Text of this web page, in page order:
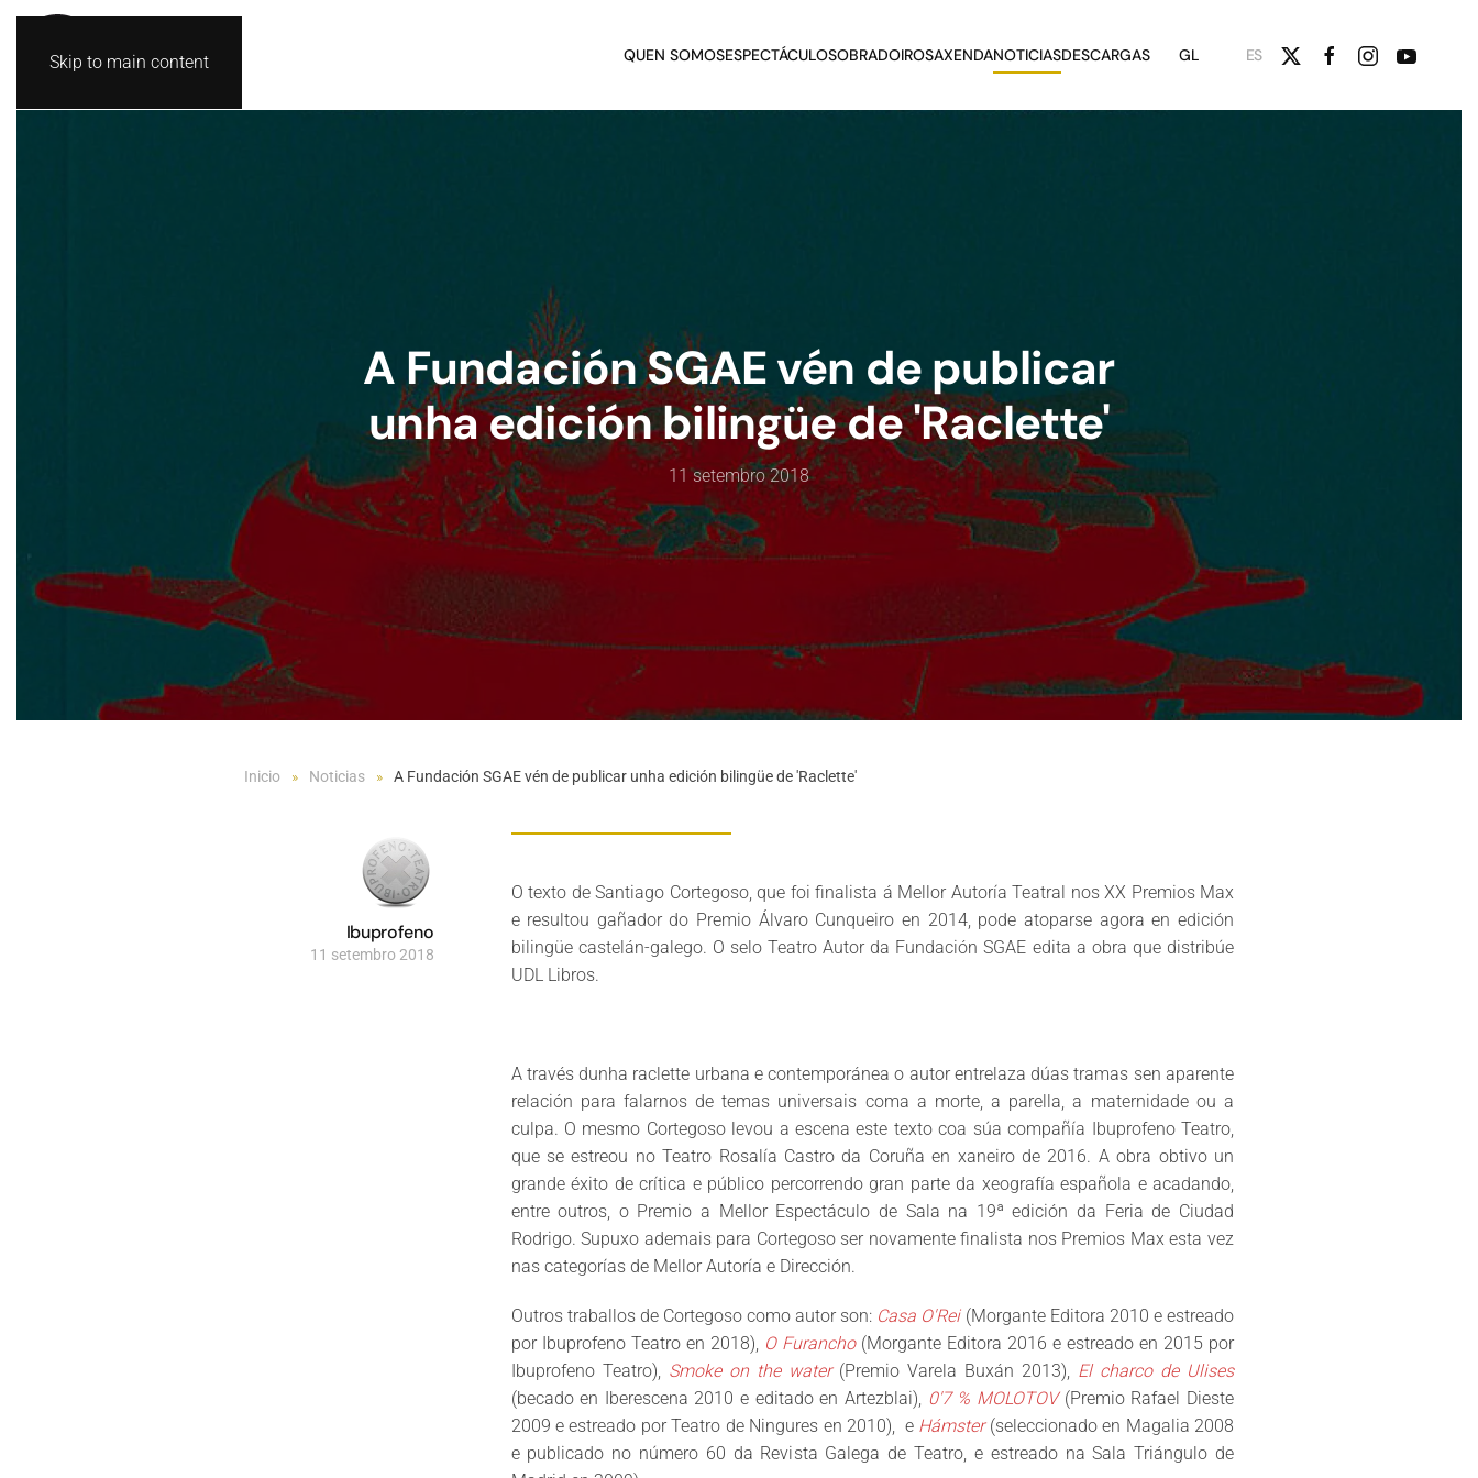
Skip to main content QUEN SOMOSESPECTÁCULOSOBRADOIROSAXENDANOTICIASDESCARGAS GL ES
A Fundación SGAE vén de publicar
unha edición bilingüe de 'Raclette'
11 setembro 2018
Inicio Noticias A Fundación SGAE vén de publicar unha edición bilingüe de 'Raclette'
Ibuprofeno
11 setembro 2018
O texto de Santiago Cortegoso, que foi finalista á Mellor Autoría Teatral nos XX Premios Max
e resultou gañador do Premio Álvaro Cunqueiro en 2014, pode atoparse agora en edición
bilingüe castelán-galego. O selo Teatro Autor da Fundación SGAE edita a obra que distribúe
UDL Libros.
A través dunha raclette urbana e contemporánea o autor entrelaza dúas tramas sen aparente
relación para falarnos de temas universais coma a morte, a parella, a maternidade ou a
culpa. O mesmo Cortegoso levou a escena este texto coa súa compañía Ibuprofeno Teatro,
que se estreou no Teatro Rosalía Castro da Coruña en xaneiro de 2016. A obra obtivo un
grande éxito de crítica e público percorrendo gran parte da xeografía española e acadando,
entre outros, o Premio a Mellor Espectáculo de Sala na 19ª edición da Feria de Ciudad
Rodrigo. Supuxo ademais para Cortegoso ser novamente finalista nos Premios Max esta vez
nas categorías de Mellor Autoría e Dirección.
Outros traballos de Cortegoso como autor son: Casa O'Rei(Morgante Editora 2010 e estreado
por Ibuprofeno Teatro en 2018), O Furancho(Morgante Editora 2016 e estreado en 2015 por
Ibuprofeno Teatro), Smoke on the water(Premio Varela Buxán 2013), El charco de Ulises
(becado en Iberescena 2010 e editado en Artezblai), 0'7 % MOLOTOV(Premio Rafael Dieste
2009 e estreado por Teatro de Ningures en 2010), e Hámster(seleccionado en Magalia 2008
e publicado no número 60 da Revista Galega de Teatro, e estreado na Sala Triángulo de